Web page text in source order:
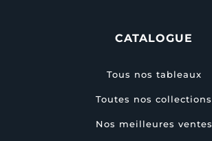
CATALOGUE
Tous nos tableaux
Toutes nos collections
Nos meilleures ventes